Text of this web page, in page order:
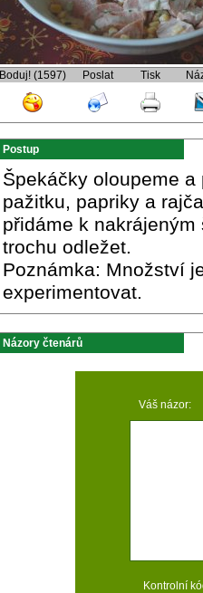
Boduj! (1597) Poslat Tisk
Postup
Špekáčky oloupeme
pažitku, papriky a
přidáme k
trochu odležet.
Poznámka: Množství
experimentovat.
Názory čtenárů
Váš názor:
Kontrolní